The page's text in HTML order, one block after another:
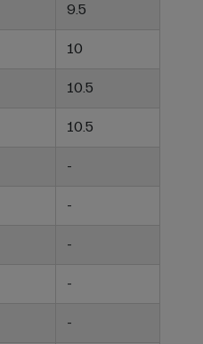
9.5
10
10.5
10.5
-
-
-
-
-